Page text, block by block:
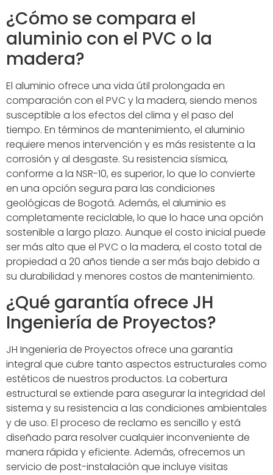
¿Cómo se compara el
aluminio con el PVC o la
madera?
El aluminio ofrece una vida útil prolongada en
comparación con el PVC y la madera, siendo menos
susceptible a los efectos del clima y el paso del
tiempo. En términos de mantenimiento, el aluminio
requiere menos intervención y es más resistente a la
corrosión y al desgaste. Su resistencia sísmica,
conforme a la NSR-10, es superior, lo que lo convierte
en una opción segura para las condiciones
geológicas de Bogotá. Además, el aluminio es
completamente reciclable, lo que lo hace una opción
sostenible a largo plazo. Aunque el costo inicial puede
ser más alto que el PVC o la madera, el costo total de
propiedad a 20 años tiende a ser más bajo debido a
su durabilidad y menores costos de mantenimiento.
¿Qué garantía ofrece JH
Ingeniería de Proyectos?
JH Ingeniería de Proyectos ofrece una garantía
integral que cubre tanto aspectos estructurales como
estéticos de nuestros productos. La cobertura
estructural se extiende para asegurar la integridad del
sistema y su resistencia a las condiciones ambientales
y de uso. El proceso de reclamo es sencillo y está
diseñado para resolver cualquier inconveniente de
manera rápida y eficiente. Además, ofrecemos un
servicio de post-instalación que incluye visitas